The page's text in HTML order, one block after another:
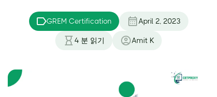
GREM Certification April 2, 2023
4 분 읽기 Amit K